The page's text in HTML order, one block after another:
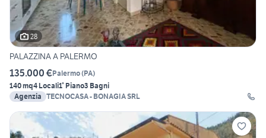
28
PALAZZINA A PALERMO
135.000 €Palermo(PA)
140 mq4 Locali1° Piano3 Bagni
Agenzia TECNOCASA - BONAGIA SRL